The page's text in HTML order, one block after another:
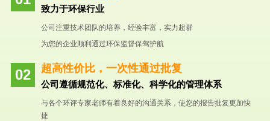
致力于环保行业
公司注重技术团队的培养，经验丰富，实力超群
为您的企业顺利通过环保监督保驾护航
超高性价比，一次性通过批复
公司遵循规范化、标准化、科学化的管理体系
与各个环评专家老师有着良好的沟通关系，使您的报告批复更加快
捷